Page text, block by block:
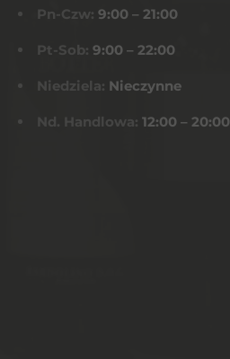
Pn-Czw: 9:00 – 21:00
Pt-Sob: 9:00 – 22:00
Niedziela: Nieczynne
Nd. Handlowa: 12:00 – 20:00